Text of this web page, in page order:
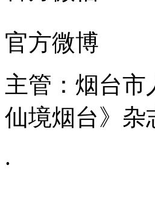
官方微博
主管：烟台市
仙境烟台》杂
.